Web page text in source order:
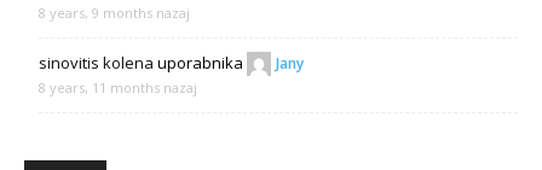
8 years, 9 months nazaj
sinovitis kolena uporabnika Jany
8 years, 11 months nazaj